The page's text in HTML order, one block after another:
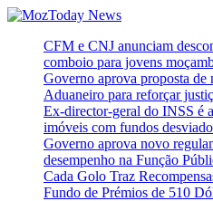
Skip
content
MozToday News
Onde a gente lê.
CFM e CNJ anunciam
comboio para jovens
Governo aprova proposta
Aduaneiro para reforçar
Ex-director-geral do INSS é
imóveis com fundos
Governo aprova novo
desempenho na Função
Cada Golo Traz
Fundo de Prémios de 510